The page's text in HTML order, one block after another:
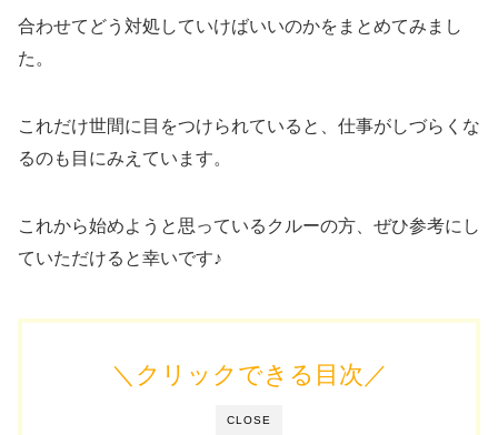
合わせてどう対処していけばいいのかをまとめてみまし
た。
これだけ世間に目をつけられていると、仕事がしづらくな
るのも目にみえています。
これから始めようと思っているクルーの方、ぜひ参考にし
ていただけると幸いです♪
CLOSE
＼クリックできる目次／